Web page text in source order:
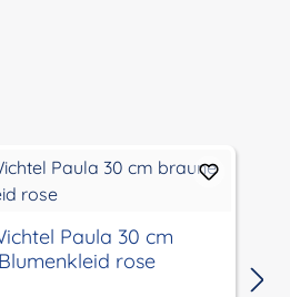
Paula 30 cm
rose